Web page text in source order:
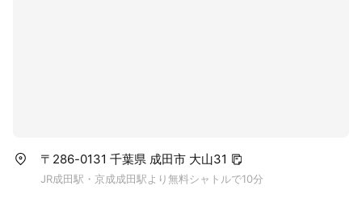
〒286-0131 千葉県 成田市 大山31
JR成田駅・京成成田駅より無料シャトルで10分